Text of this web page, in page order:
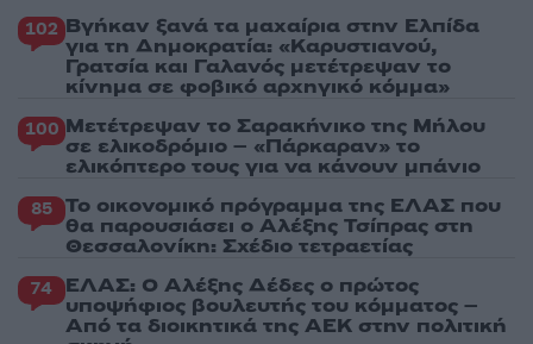
102 Βγήκαν ξανά τα μαχαίρια στην Ελπίδα
για τη Δημοκρατία: «Καρυστιανού,
Γρατσία και Γαλανός μετέτρεψαν το
κίνημα σε φοβικό αρχηγικό κόμμα»
100 Μετέτρεψαν το Σαρακήνικο της Μήλου
σε ελικοδρόμιο – «Πάρκαραν» το
ελικόπτερο τους για να κάνουν μπάνιο
85 Το οικονομικό πρόγραμμα της ΕΛΑΣ που
θα παρουσιάσει ο Αλέξης Τσίπρας στη
Θεσσαλονίκη: Σχέδιο τετραετίας
74 ΕΛΑΣ: Ο Αλέξης Δέδες ο πρώτος
υποψήφιος βουλευτής του κόμματος –
Από τα διοικητικά της ΑΕΚ στην πολιτική